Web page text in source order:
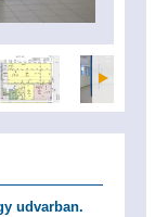
udvarban.